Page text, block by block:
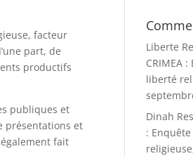
facteur
part, de
productifs
publiques et
présentations et
fait
Liberte
CRIMEA
liberté
Dinah
: